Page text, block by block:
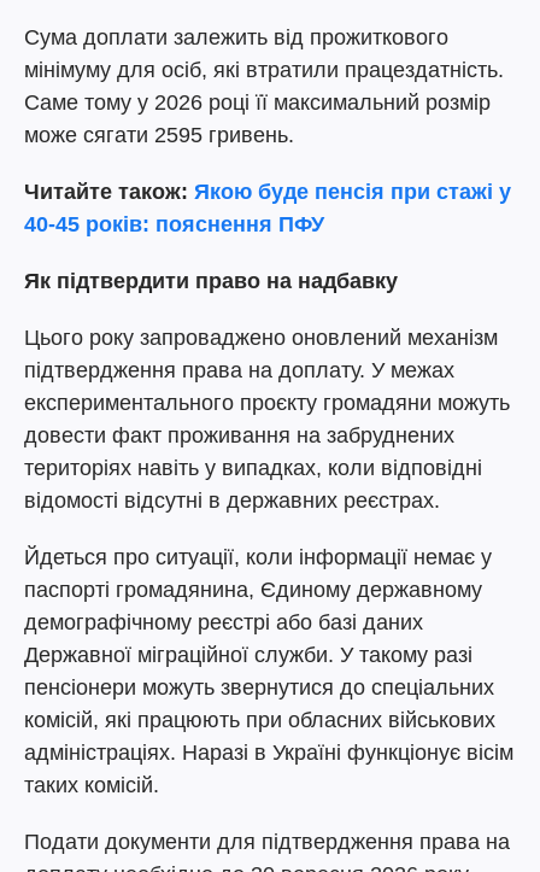
Сума доплати залежить від прожиткового
мінімуму для осіб, які втратили працездатність.
Саме тому у 2026 році її максимальний розмір
може сягати 2595 гривень.
Читайте також: Якою буде пенсія при стажі у
40-45 років: пояснення ПФУ
Як підтвердити право на надбавку
Цього року запроваджено оновлений механізм
підтвердження права на доплату. У межах
експериментального проєкту громадяни можуть
довести факт проживання на забруднених
територіях навіть у випадках, коли відповідні
відомості відсутні в державних реєстрах.
Йдеться про ситуації, коли інформації немає у
паспорті громадянина, Єдиному державному
демографічному реєстрі або базі даних
Державної міграційної служби. У такому разі
пенсіонери можуть звернутися до спеціальних
комісій, які працюють при обласних військових
адміністраціях. Наразі в Україні функціонує вісім
таких комісій.
Подати документи для підтвердження права на